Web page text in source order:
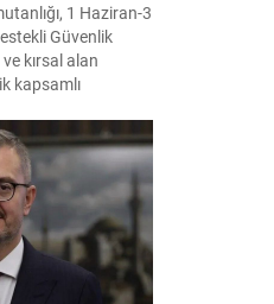
1 Haziran-3
Güvenlik
kırsal alan
kapsamlı
sahada
ve denetim
esnasında